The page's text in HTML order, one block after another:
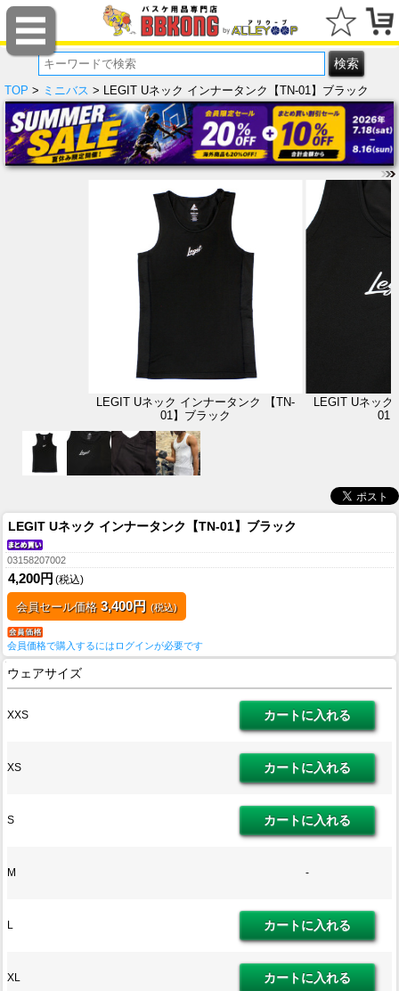
TOP > ミニバス > LEGIT Uネック インナータンク【TN-01】ブラック
LEGIT Uネック インナータンク 【TN-
01】ブラック
LEGIT Uネック
01
LEGIT Uネック インナータンク【TN-01】ブラック
03158207002
4,200円 (税込)
会員セール価格 3,400円 (税込)
会員価格で購入するにはログインが必要です
ウェアサイズ
XXS
XS
S
M -
L
XL